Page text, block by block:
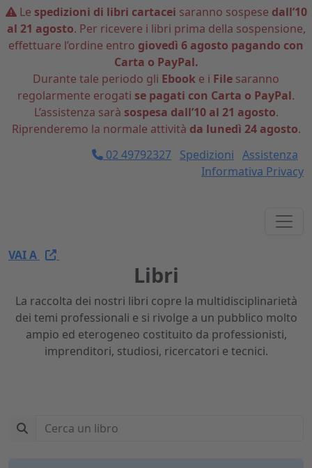
Le spedizioni di libri cartacei saranno sospese dall’10
al 21 agosto. Per ricevere i libri prima della sospensione,
effettuare l’ordine entro giovedì 6 agosto pagando con
Carta o PayPal.
Durante tale periodo gli Ebook e i File saranno
regolarmente erogati se pagati con Carta o PayPal.
L’assistenza sarà sospesa dall’10 al 21 agosto.
Riprenderemo la normale attività da lunedì 24 agosto.
02 49792327 Spedizioni Assistenza
Informativa Privacy
VAI A
Libri
La raccolta dei nostri libri copre la multidisciplinarietà
dei temi professionali e si rivolge a un pubblico molto
ampio ed eterogeneo costituito da professionisti,
imprenditori, studiosi, ricercatori e tecnici.